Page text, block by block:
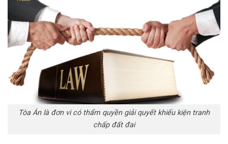
Tòa Án là đơn vi có thẩm quyền giải quyết khiếu kiện tranh
chấp đất đai